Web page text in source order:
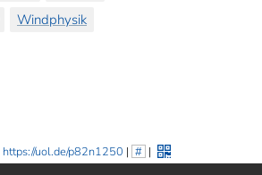
Windphysik
https://uol.de/p82n1250 | # |